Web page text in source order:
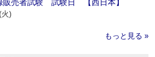
売者試験 試験日 【西日本】
)
もっと見る »